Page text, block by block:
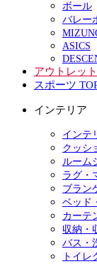
ボール
バレー
ASICS
アウトレット
スポーツ
インテリア
インテ
クッシ
ルーム
ラグ・
ブラン
ベッド
カーテ
収納・
バス・
トイレ